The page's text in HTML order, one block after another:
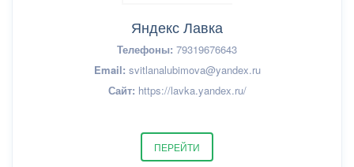
Яндекс Лавка
Телефоны: 79319676643
Email: svitlanalubimova@yandex.ru
Сайт: https://lavka.yandex.ru/
ПЕРЕЙТИ